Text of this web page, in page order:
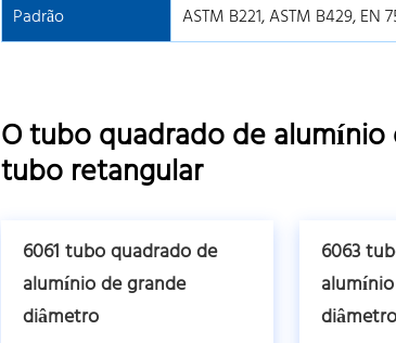
Padrão
ASTM B221, ASTM B429, EN
O tubo quadrado de
tubo retangular
6061 tubo quadrado de
alumínio de grande
diâmetro
6063
diâmetro